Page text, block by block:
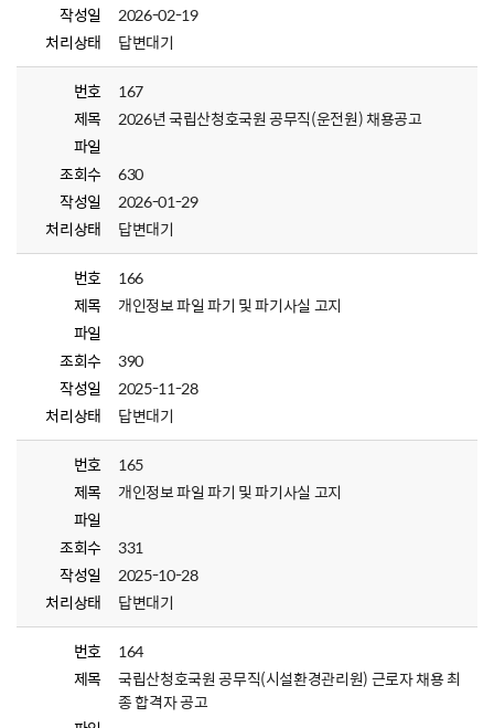
작성일
2026-02-19
처리상태
답변대기
번호
167
제목
2026년 국립산청호국원 공무직(운전원) 채용공고
파일
조회수
630
작성일
2026-01-29
처리상태
답변대기
번호
166
제목
개인정보 파일 파기 및 파기사실 고지
파일
조회수
390
작성일
2025-11-28
처리상태
답변대기
번호
165
제목
개인정보 파일 파기 및 파기사실 고지
파일
조회수
331
작성일
2025-10-28
처리상태
답변대기
번호
164
제목
국립산청호국원 공무직(시설환경관리원) 근로자 채용 최
종 합격자 공고